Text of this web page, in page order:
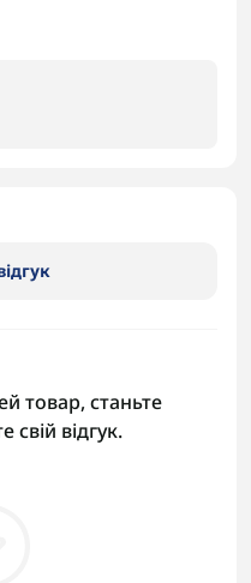
товар, станьте
відгук.